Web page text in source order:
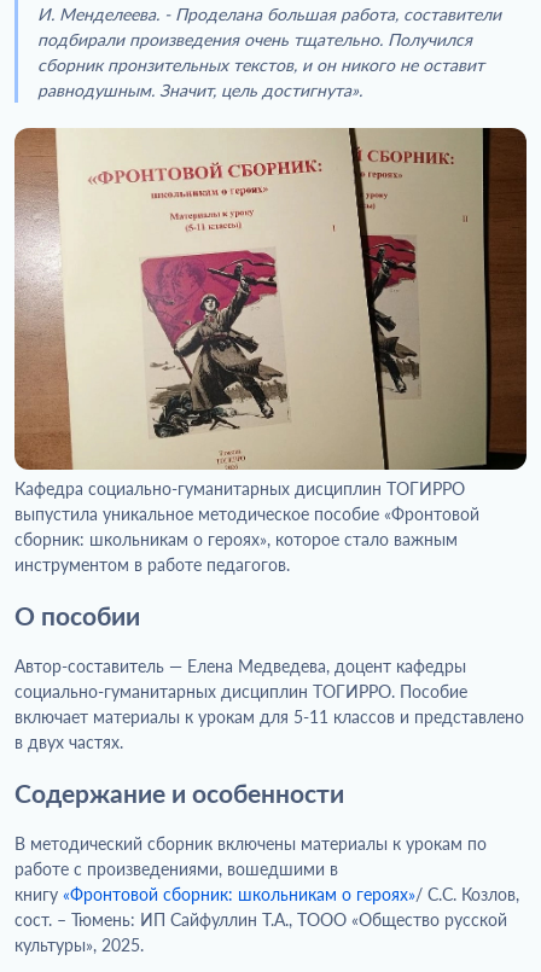
И. Менделеева. - Проделана большая работа, составители
подбирали произведения очень тщательно. Получился
сборник пронзительных текстов, и он никого не оставит
равнодушным. Значит, цель достигнута».
Кафедра социально-гуманитарных дисциплин ТОГИРРО
выпустила уникальное методическое пособие «Фронтовой
сборник: школьникам о героях», которое стало важным
инструментом в работе педагогов.
О пособии
Автор-составитель — Елена Медведева, доцент кафедры
социально-гуманитарных дисциплин ТОГИРРО. Пособие
включает материалы к урокам для 5-11 классов и представлено
в двух частях.
Содержание и особенности
В методический сборник включены материалы к урокам по
работе с произведениями, вошедшими в
книгу «Фронтовой сборник: школьникам о героях»/ С.С. Козлов,
сост. – Тюмень: ИП Сайфуллин Т.А., ТООО «Общество русской
культуры», 2025.